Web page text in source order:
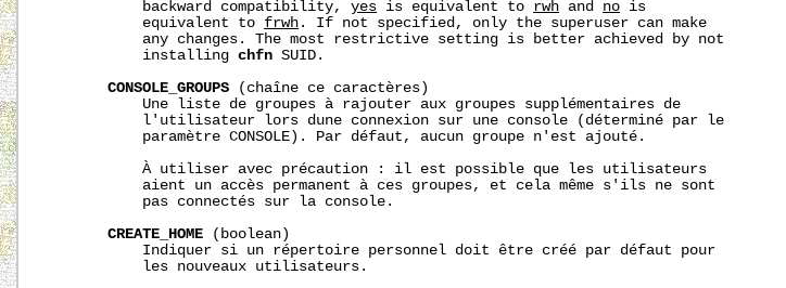
           backward compatibility,
yes is equivalent to rwh and no is
           equivalent to
frwh . If not specified, only the superuser can make
           any changes. The most restrictive setting is better achieved by not
           installing
chfn SUID.
CONSOLE_GROUPS (chaîne ce caractères)
           Une liste de groupes à rajouter aux groupes supplémentaires de
           l'utilisateur lors dune connexion sur une console (déterminé par le
           paramètre CONSOLE). Par défaut, aucun groupe n'est ajouté.
           À utiliser avec précaution : il est possible que les utilisateurs
           aient un accès permanent à ces groupes, et cela même s'ils ne sont
           pas connectés sur la console.
CREATE_HOME (boolean)
           Indiquer si un répertoire personnel doit être créé par défaut pour
           les nouveaux utilisateurs.